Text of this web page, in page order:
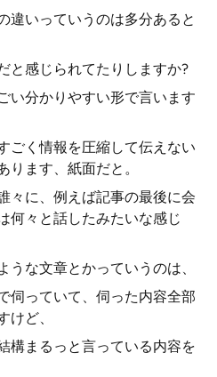
違いっていうのは多分あると
と感じられてたりしますか?
い分かりやすい形で言います
ごく情報を圧縮して伝えない
ります、紙面だと。
々に、例えば記事の最後に会
何々と話したみたいな感じ
な文章とかっていうのは、
伺っていて、伺った内容全部
けど、
構まるっと言っている内容を